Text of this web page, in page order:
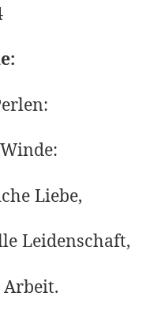
Liebe,
Leidenschaft,